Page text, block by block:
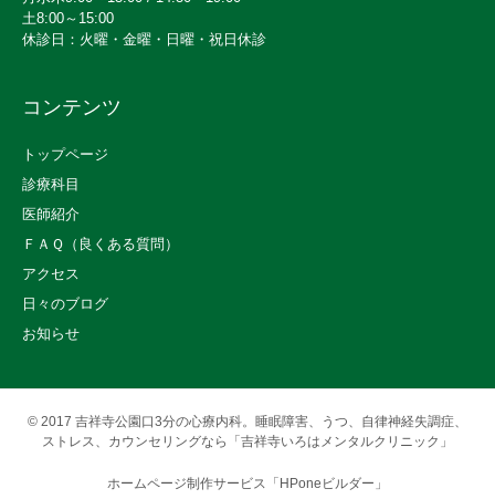
土8:00～15:00
休診日：火曜・金曜・日曜・祝日休診
コンテンツ
トップページ
診療科目
医師紹介
ＦＡＱ（良くある質問）
アクセス
日々のブログ
お知らせ
© 2017 吉祥寺公園口3分の心療内科。睡眠障害、うつ、自律神経失調症、
ストレス、カウンセリングなら「吉祥寺いろはメンタルクリニック」
ホームページ制作サービス「HPoneビルダー」